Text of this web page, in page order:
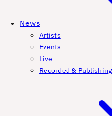
News
Artists
Events
Live
Recorded & Publishing